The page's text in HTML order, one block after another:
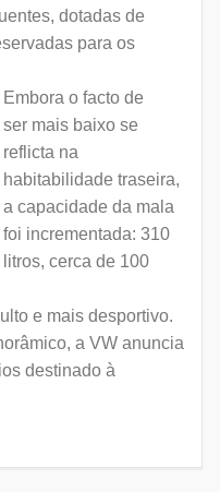
dotadas de
para os
Embora o facto de
ser mais baixo se
reflicta na
habitabilidade traseira,
a capacidade da mala
foi incrementada: 310
litros, cerca de 100
e mais desportivo.
a VW anuncia
destinado à